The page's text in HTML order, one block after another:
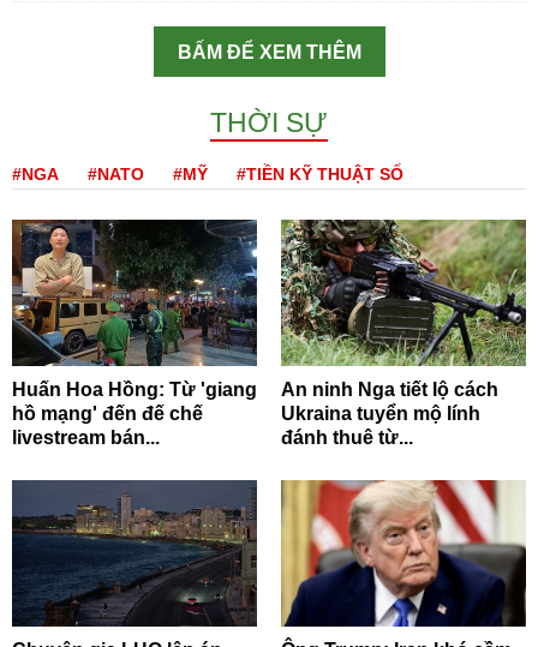
BẤM ĐỂ XEM THÊM
THỜI SỰ
#NGA #NATO #MỸ #TIỀN KỸ THUẬT SỐ
Huấn Hoa Hồng: Từ 'giang
hồ mạng' đến đế chế
livestream bán...
An ninh Nga tiết lộ cách
Ukraina tuyển mộ lính
đánh thuê từ...